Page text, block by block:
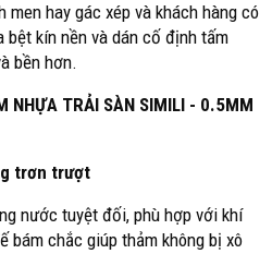
men hay gác xép và khách hàng có
kín nền và dán cố định tấm
bền hơn.
NHỰA TRẢI SÀN SIMILI - 0.5MM
trơn trượt
nước tuyệt đối, phù hợp với khí
bám chắc giúp thảm không bị xô